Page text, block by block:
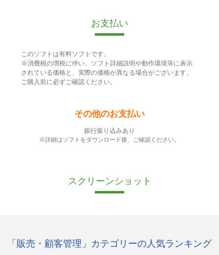
お支払い
このソフトは有料ソフトです。
※消費税の増税に伴い、ソフト詳細説明や動作環境等に表示
されている価格と、実際の価格が異なる場合がございます。
ご購入前に必ずご確認ください。
その他のお支払い
銀行振り込みあり
※詳細はソフトをダウンロード後、ご確認ください。
スクリーンショット
「販売・顧客管理」カテゴリーの人気ランキング